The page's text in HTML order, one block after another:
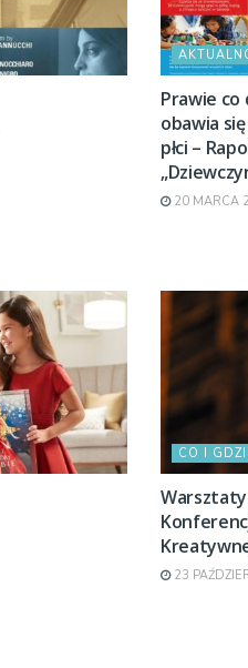
Prawie co
obawia
płci –
20 MARCA
CO I
23